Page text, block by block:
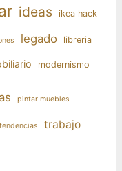
ideas ikea hack
legado libreria
modernismo
pintar muebles
tendencias trabajo